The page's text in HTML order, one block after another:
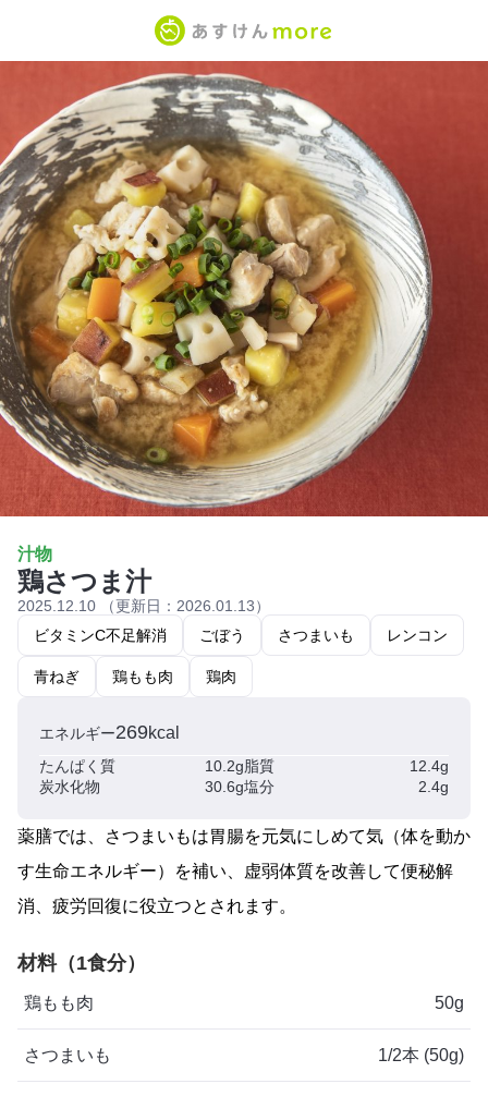
汁物
鶏さつま汁
2025.12.10 （更新日：2026.01.13）
ビタミンC不足解消
ごぼう さつまいも レンコン
青ねぎ 鶏もも肉 鶏肉
エネルギー269kcal
たんぱく質 10.2g脂質
12.4g
炭水化物
30.6g塩分 2.4g
薬膳では、さつまいもは胃腸を元気にしめて気（体を動か
す生命エネルギー）を補い、虚弱体質を改善して便秘解
消、疲労回復に役立つとされます。
材料（1食分）
鶏もも肉 50g
さつまいも 1/2本 (50g)